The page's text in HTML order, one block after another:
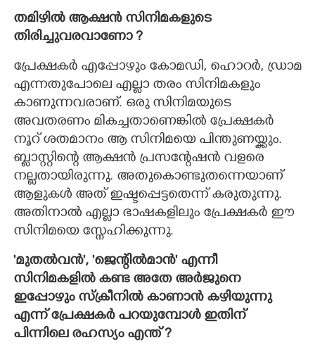
തമിഴിൽ ആക്ഷൻ സിനിമകളുടെ
തിരിച്ചുവരവാണോ ?
പ്രേക്ഷകർ എപ്പോഴും കോമഡി, ഹൊറർ, ഡ്രാമ
എന്നതുപോലെ എല്ലാ തരം സിനിമകളും
കാണുന്നവരാണ്. ഒരു സിനിമയുടെ
അവതരണം മികച്ചതാണെങ്കിൽ പ്രേക്ഷകർ
നൂറ് ശതമാനം ആ സിനിമയെ പിന്തുണയ്ക്കും.
ബ്ളാസ്റ്റിന്റെ ആക്ഷൻ പ്രസന്റേഷൻ വളരെ
നല്ലതായിരുന്നു. അതുകൊണ്ടുതന്നെയാണ്
ആളുകൾ അത് ഇഷ്ടപ്പെട്ടതെന്ന് കരുതുന്നു.
അതിനാൽ എല്ലാ ഭാഷകളിലും പ്രേക്ഷകർ ഈ
സിനിമയെ സ്നേഹിക്കുന്നു.
'മുതൽവൻ', 'ജെന്റിൽമാൻ' എന്നീ
സിനിമകളിൽ കണ്ട അതേ അർജുനെ
ഇപ്പോഴും സ്ക്രീനിൽ കാണാൻ കഴിയുന്നു
എന്ന് പ്രേക്ഷകർ പറയുമ്പോൾ ഇതിന്
പിന്നിലെ രഹസ്യം എന്ത് ?